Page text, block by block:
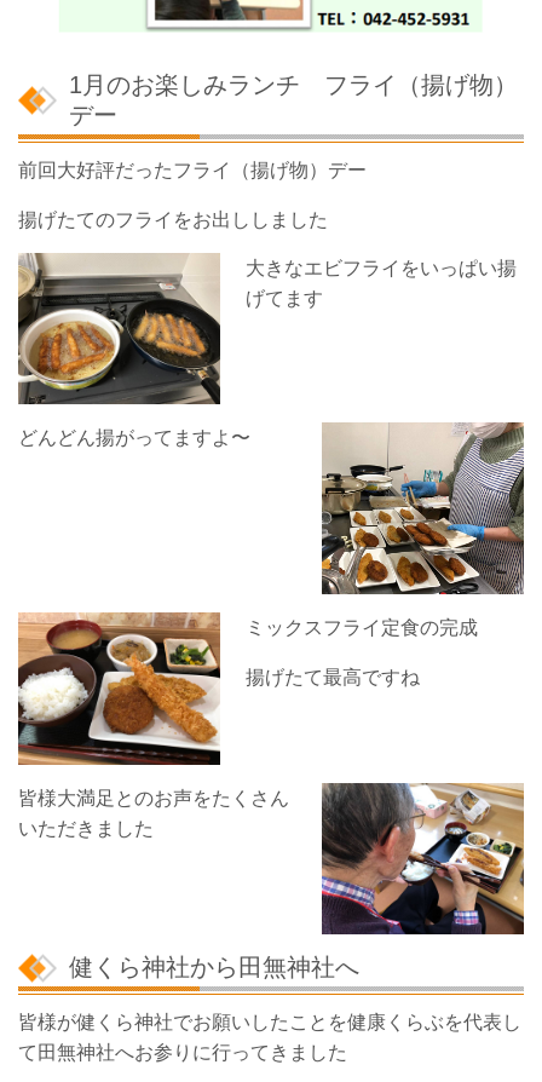
1月のお楽しみランチ フライ（揚げ物）
デー
前回大好評だったフライ（揚げ物）デー
揚げたてのフライをお出ししました
大きなエビフライをいっぱい揚
げてます
どんどん揚がってますよ〜
ミックスフライ定食の完成
揚げたて最高ですね
皆様大満足とのお声をたくさん
いただきました
健くら神社から田無神社へ
皆様が健くら神社でお願いしたことを健康くらぶを代表し
て田無神社へお参りに行ってきました